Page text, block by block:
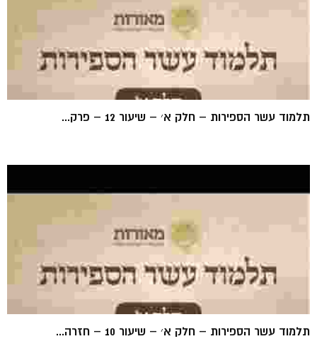
תלמוד עשר הספירות – חלק א׳ – שיעור 12 – פרק...
תלמוד עשר הספירות – חלק א׳ – שיעור 10 – חזרה...